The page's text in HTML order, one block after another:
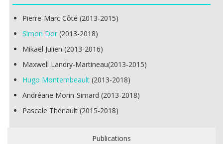
Pierre-Marc Côté (2013-2015)
Simon Dor (2013-2018)
Mikaël Julien (2013-2016)
Maxwell Landry-Martineau(2013-2015)
Hugo Montembeault (2013-2018)
Andréane Morin-Simard (2013-2018)
Pascale Thériault (2015-2018)
Publications